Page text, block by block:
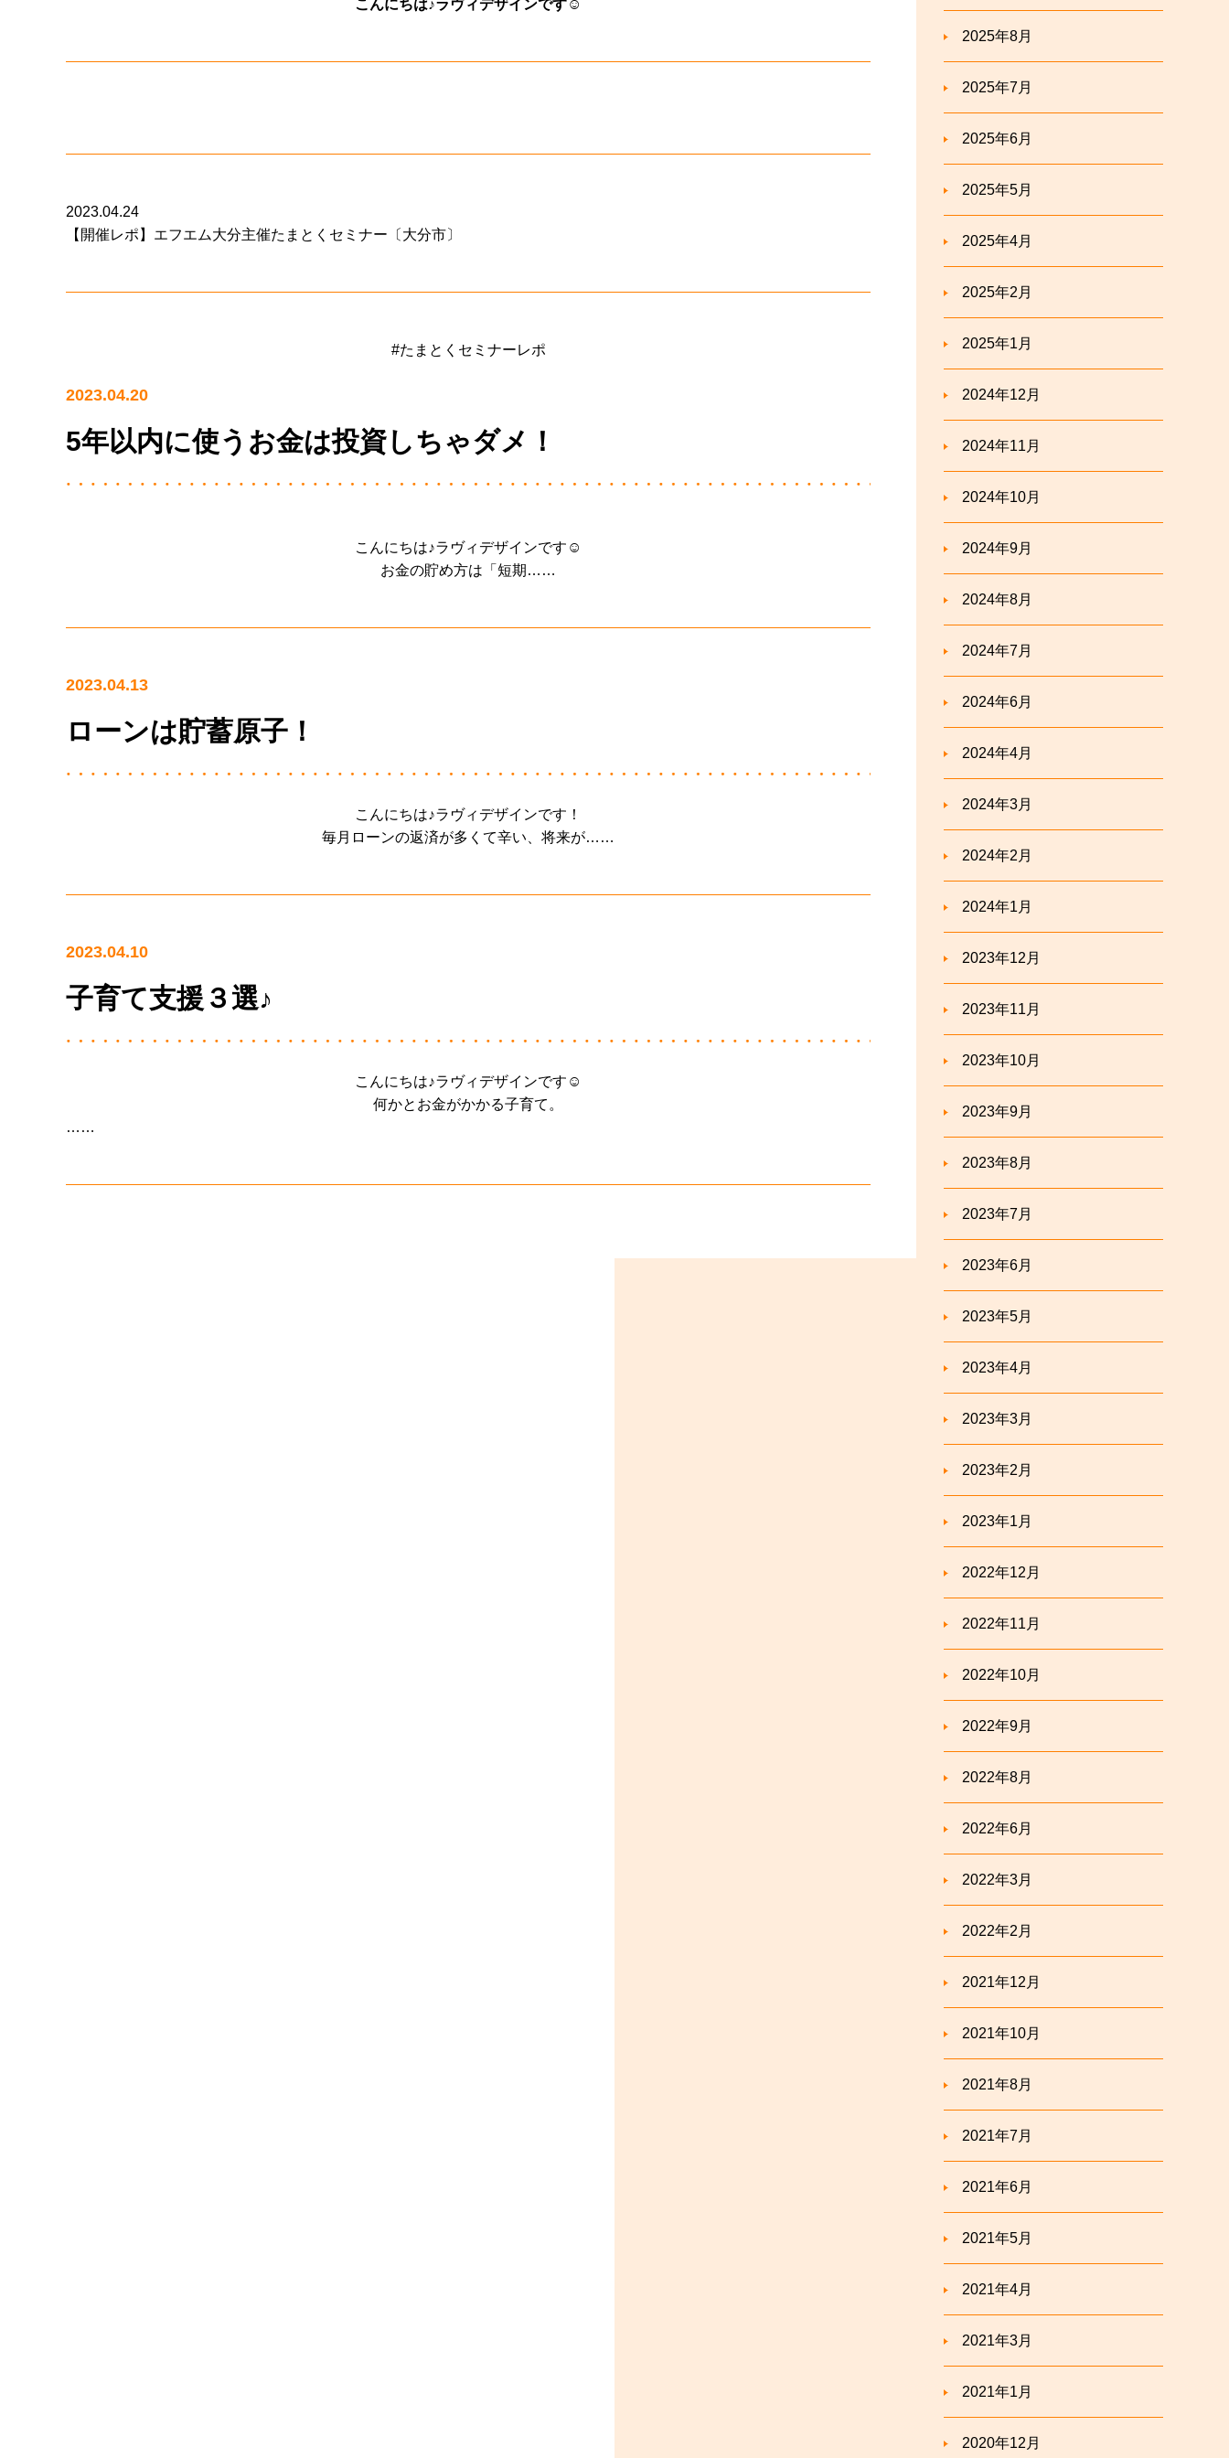
こんにちは♪ラヴィデザインです☺
2023.04.24
【開催レポ】エフエム大分主催たまとくセミナー〔大分市〕
#たまとくセミナーレポ
2023.04.20
5年以内に使うお金は投資しちゃダメ！
こんにちは♪ラヴィデザインです☺
お金の貯め方は「短期……
2023.04.13
ローンは貯蓄原子！
こんにちは♪ラヴィデザインです！
毎月ローンの返済が多くて辛い、将来が……
2023.04.10
子育て支援３選♪
こんにちは♪ラヴィデザインです☺
何かとお金がかかる子育て。
……
2025年8月
2025年7月
2025年6月
2025年5月
2025年4月
2025年2月
2025年1月
2024年12月
2024年11月
2024年10月
2024年9月
2024年8月
2024年7月
2024年6月
2024年4月
2024年3月
2024年2月
2024年1月
2023年12月
2023年11月
2023年10月
2023年9月
2023年8月
2023年7月
2023年6月
2023年5月
2023年4月
2023年3月
2023年2月
2023年1月
2022年12月
2022年11月
2022年10月
2022年9月
2022年8月
2022年6月
2022年3月
2022年2月
2021年12月
2021年10月
2021年8月
2021年7月
2021年6月
2021年5月
2021年4月
2021年3月
2021年1月
2020年12月